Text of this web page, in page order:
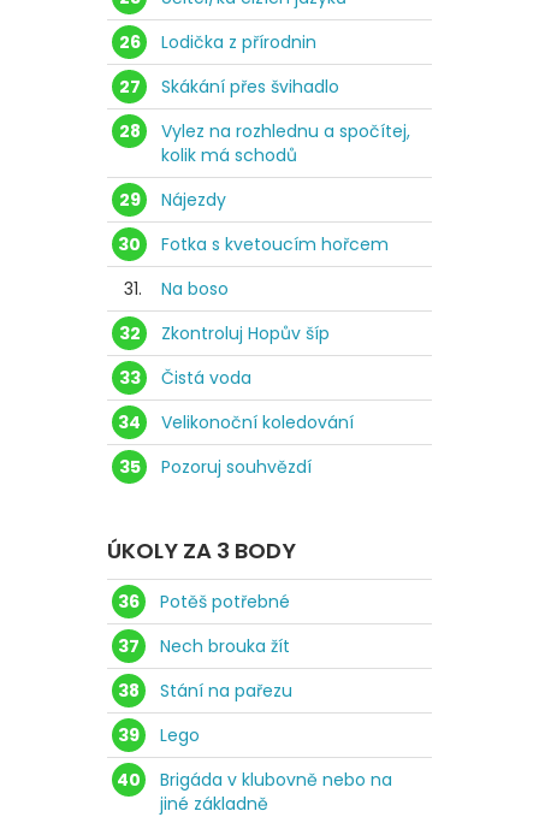
26
Lodička z přírodnin
27
Skákání přes švihadlo
28
Vylez na rozhlednu a spočítej,
kolik má schodů
29
Nájezdy
30
Fotka s kvetoucím hořcem
31.
Na boso
32
Zkontroluj Hopův šíp
33
Čistá voda
34
Velikonoční koledování
35
Pozoruj souhvězdí
ÚKOLY ZA 3 BODY
36
Potěš potřebné
37
Nech brouka žít
38
Stání na pařezu
39
Lego
40
Brigáda v klubovně nebo na
jiné základně